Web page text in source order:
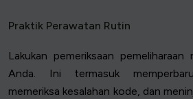
Praktik Perawatan Rutin
Lakukan pemeriksaan
Anda. Ini termasuk
memeriksa kesalahan kode, dan